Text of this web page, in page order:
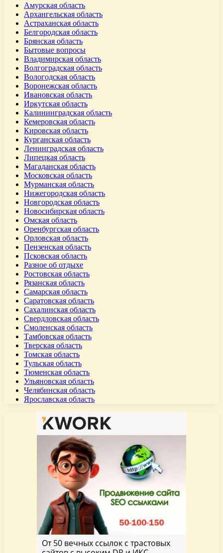
Амурская область
Архангельская область
Астраханская область
Белгородская область
Брянская область
Бытовые вопросы
Владимирская область
Волгоградская область
Вологодская область
Воронежская область
Ивановская область
Иркутская область
Калининградская область
Кемеровская область
Кировская область
Курганская область
Ленинградская область
Липецкая область
Магаданская область
Московская область
Мурманская область
Нижегородская область
Новгородская область
Новосибирская область
Омская область
Оренбургская область
Орловская область
Пензенская область
Псковская область
Разное об отдыхе
Ростовская область
Рязанская область
Самарская область
Саратовская область
Сахалинская область
Свердловская область
Смоленская область
Тамбовская область
Тверская область
Томская область
Тульская область
Тюменская область
Ульяновская область
Челябинская область
Ярославская область